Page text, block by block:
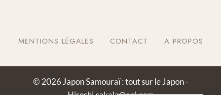
MENTIONS LÉGALES CONTACT A PROPOS
© 2026 Japon Samouraï : tout sur le Japon -